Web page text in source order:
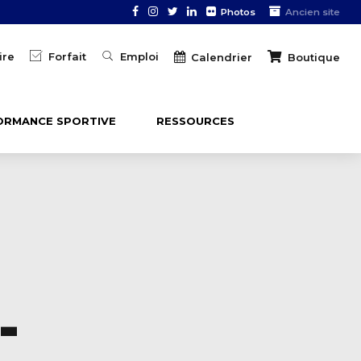
Photos Ancien site
Forfait Emploi Calendrier Boutique
SPORTIVE RESSOURCES